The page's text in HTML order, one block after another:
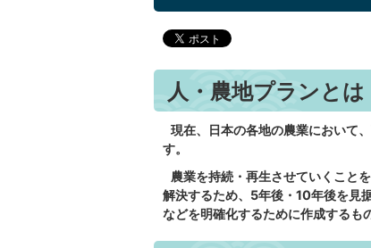
人・農地プランとは
現在、日本の各地の農業において
す。
農業を持続・再生させていくこと
解決するため、5年後・10年後を見
などを明確化するために作成するも